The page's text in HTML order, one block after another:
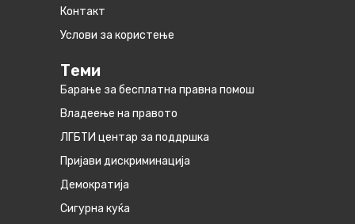
Контакт
Услови за користење
Теми
Барање за бесплатна правна помош
Владеење на правото
ЛГБТИ центар за поддршка
Пријави дискриминација
Демократија
Сигурна куќа